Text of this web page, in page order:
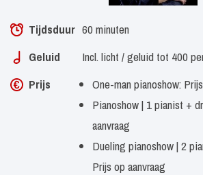
Tijdsduur 60 minuten
Geluid
Incl. licht / geluid tot 400
Prijs
One-man pianoshow:
Pianoshow | 1 pianist +
aanvraag
Dueling pianoshow | 2
Prijs op aanvraag